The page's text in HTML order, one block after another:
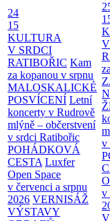
24
15
KULTURA
V SRDCI
RATIBOŘIC Kam
za kopanou v srpnu
MALOSKALICKÉ
POSVÍCENÍ Letní
koncerty v Rudrově
mlýně – občerstvení
v srdci Ratibořic
POHÁDKOVÁ
CESTA Luxfer
Open Space
v červenci a srpnu
2026 VERNISÁŽ
VÝSTAVY
v
v